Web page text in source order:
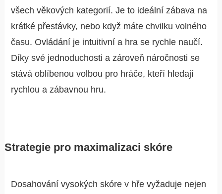
všech věkových kategorií. Je to ideální zábava na
krátké přestávky, nebo když máte chvilku volného
času. Ovládání je intuitivní a hra se rychle naučí.
Díky své jednoduchosti a zároveň náročnosti se
stává oblíbenou volbou pro hráče, kteří hledají
rychlou a zábavnou hru.
Strategie pro maximalizaci skóre
Dosahování vysokých skóre v hře vyžaduje nejen